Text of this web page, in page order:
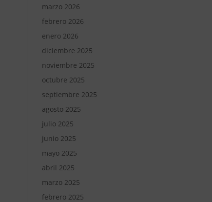
marzo 2026
febrero 2026
enero 2026
diciembre 2025
noviembre 2025
octubre 2025
septiembre 2025
agosto 2025
julio 2025
junio 2025
mayo 2025
abril 2025
marzo 2025
febrero 2025